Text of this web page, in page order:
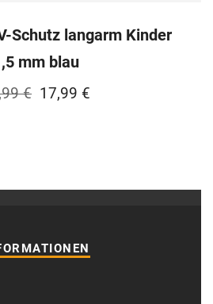
Schutz langarm Kinder
mm blau
€ Ursprünglicher
17,99 €